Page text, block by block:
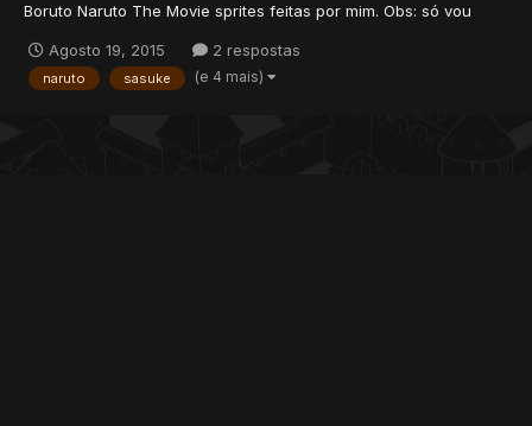
Boruto Naruto The Movie sprites feitas por mim. Obs: só vou
chakra e o sasuke sem a capa. baseado em \/ Galera mals ae
pela formatação nã...
Agosto 19, 2015 2 respostas
naruto sasuke (e 4 mais)